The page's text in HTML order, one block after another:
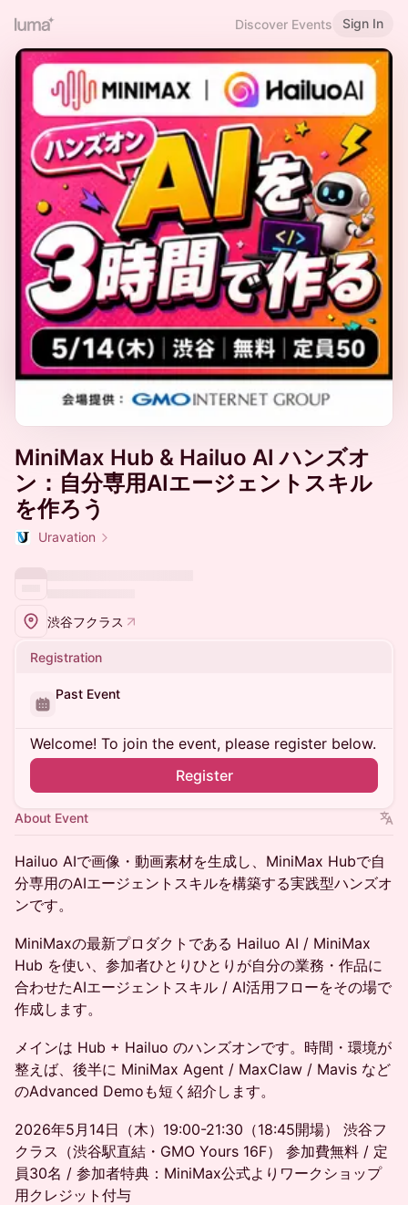
Discover Events Sign In
MiniMax Hub & Hailuo AI ハンズオ
ン：自分専用AIエージェントスキル
を作ろう
Uravation
渋谷フクラス
Registration
Past Event
Welcome! To join the event, please register below.
Register
About Event
Hailuo AIで画像・動画素材を生成し、MiniMax Hubで自
分専用のAIエージェントスキルを構築する実践型ハンズオ
ンです。
MiniMaxの最新プロダクトである Hailuo AI / MiniMax
Hub を使い、参加者ひとりひとりが自分の業務・作品に
合わせたAIエージェントスキル / AI活用フローをその場で
作成します。
メインは Hub + Hailuo のハンズオンです。時間・環境が
整えば、後半に MiniMax Agent / MaxClaw / Mavis など
のAdvanced Demoも短く紹介します。
2026年5月14日（木）19:00-21:30（18:45開場） 渋谷フ
クラス（渋谷駅直結・GMO Yours 16F） 参加費無料 / 定
員30名 / 参加者特典：MiniMax公式よりワークショップ
用クレジット付与